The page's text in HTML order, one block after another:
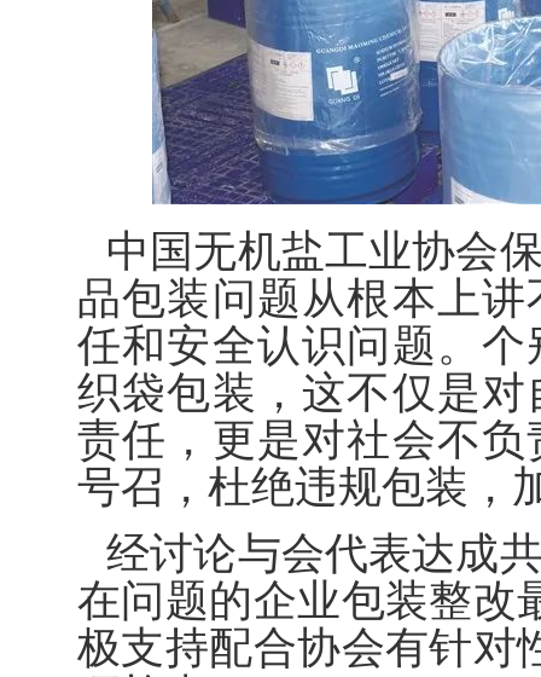
中国无机盐工业协会
品包装问题从根本上
任和安全认识问题。
织袋包装，这不仅是
责任，更是对社会不
号召，杜绝违规包装，
经讨论与会代表达成
在问题的企业包装整改
极支持配合协会有针对